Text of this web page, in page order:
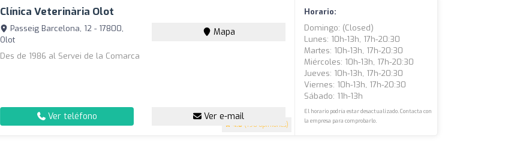
Clínica Veterinària Olot
4.8 (190 opiniones)
Passeig Barcelona, 12 - 17800,
Olot
Mapa
Des de 1986 al Servei de la Comarca
Ver teléfono Ver e-mail
Horario:
Domingo: (closed)
Lunes: 10h-13h, 17h-20:30
Martes: 10h-13h, 17h-20:30
Miércoles: 10h-13h, 17h-20:30
Jueves: 10h-13h, 17h-20:30
Viernes: 10h-13h, 17h-20:30
Sábado: 11h-13h
El horario podría estar desactualizado. Contacta con
la empresa para comprobarlo.